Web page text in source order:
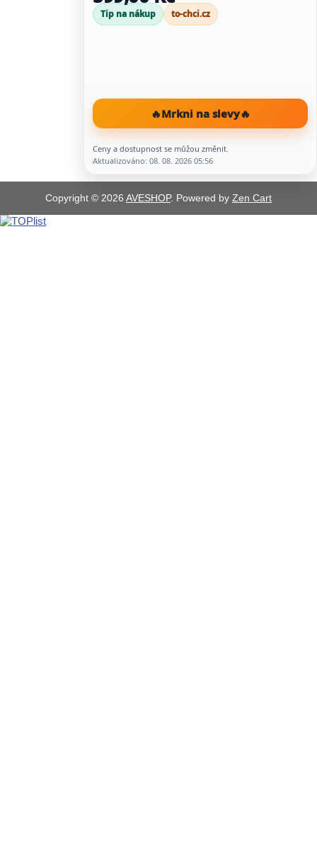
Tip na nákup to-chci.cz
🔥Mrkni na slevy🔥
Ceny a dostupnost se můžou změnit.
Aktualizováno: 08. 08. 2026 05:56
Copyright © 2026 AVESHOP. Powered by Zen Cart